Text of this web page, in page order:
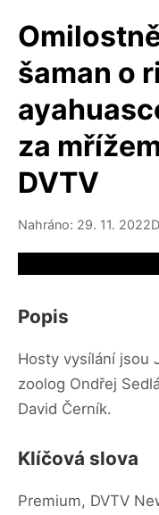
šaman o
za
DVTV
Nahráno: 29. 11. 2022
Popis
Hosty vysílání jsou
zoolog Ondřej
David Černík.
Klíčová slova
Premium, DVTV